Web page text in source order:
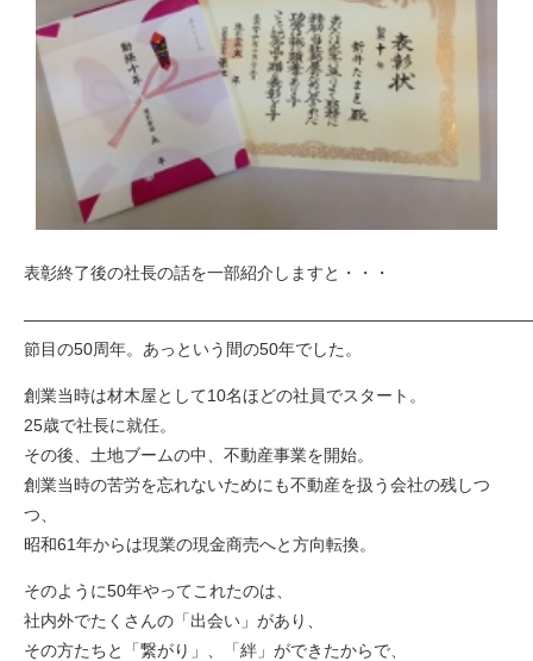
表彰終了後の社長の話を一部紹介しますと・・・
節目の50周年。あっという間の50年でした。
創業当時は材木屋として10名ほどの社員でスタート。
25歳で社長に就任。
その後、土地ブームの中、不動産事業を開始。
創業当時の苦労を忘れないためにも不動産を扱う会社の残しつ
つ、
昭和61年からは現業の現金商売へと方向転換。
そのように50年やってこれたのは、
社内外でたくさんの「出会い」があり、
その方たちと「繋がり」、「絆」ができたからで、